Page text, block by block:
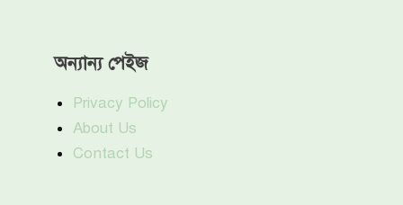
অন্যান্য পেইজ
Privacy Policy
About Us
Contact Us